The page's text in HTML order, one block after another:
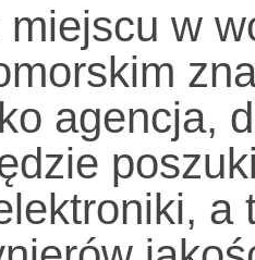
w
agencja,
a